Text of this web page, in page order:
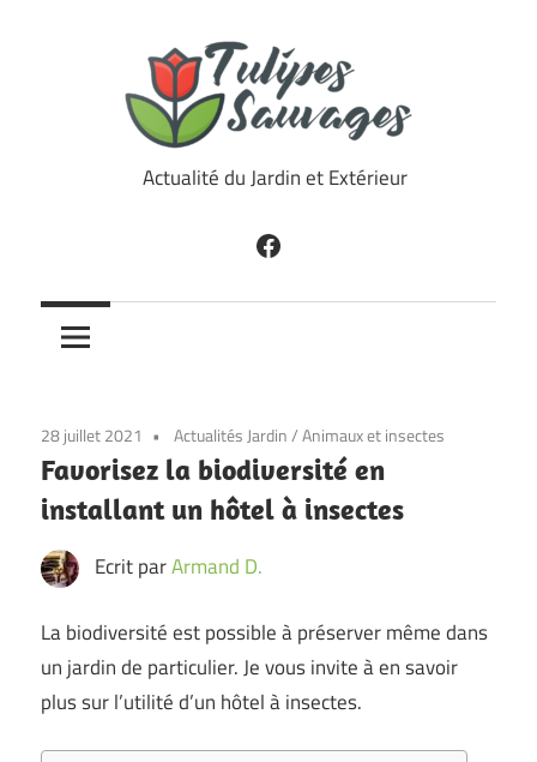
TulipesActualité du Jardin et Extérieur
Facebook
28 juillet 2021 Actualités Jardin/Animaux et insectes
Favorisez la biodiversité en
installant un hôtel à insectes
Ecrit parArmand D.
La biodiversité est possible à préserver même dans
un jardin de particulier. Je vous invite à en savoir
plus sur l’utilité d’un hôtel à insectes.